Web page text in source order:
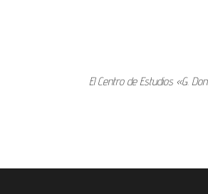
El Centro de Estudios «G.
Paginación de